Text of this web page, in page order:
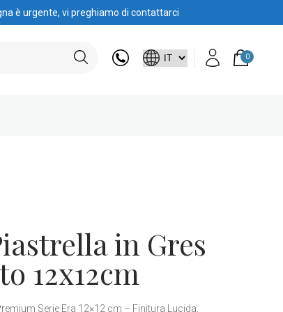
è urgente, vi preghiamo di contattarci
0
in Gres
12x12cm
Serie Era 12×12 cm – Finitura Lucida,